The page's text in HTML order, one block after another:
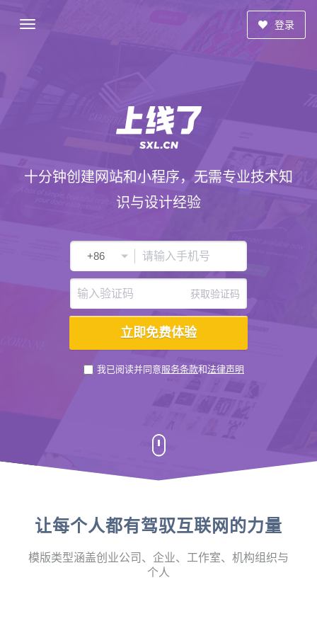
登录
十分钟创建网站和小程序，无需专业技术知
识与设计经验
获取验证码
我已阅读并同意服务条款和法律声明
让每个人都有驾驭互联网的力量
模版类型涵盖创业公司、企业、工作室、机构组织与
个人